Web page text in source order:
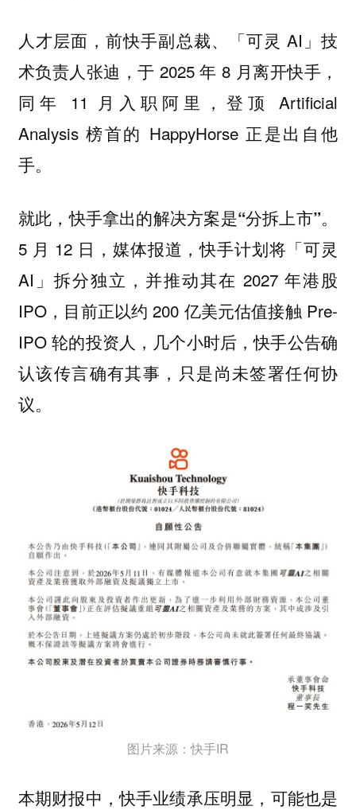
人才层面，前快手副总裁、「可灵 AI」技
术负责人张迪，于 2025 年 8 月离开快手，
同年 11 月入职阿里，登顶 Artificial
Analysis 榜首的 HappyHorse 正是出自他
手。
就此，快手拿出的解决方案是“分拆上市”。
5 月 12 日，媒体报道，快手计划将「可灵
AI」拆分独立，并推动其在 2027 年港股
IPO，目前正以约 200 亿美元估值接触 Pre-
IPO 轮的投资人，几个小时后，快手公告确
认该传言确有其事，只是尚未签署任何协
议。
图片来源：快手IR
本期财报中，快手业绩承压明显，可能也是